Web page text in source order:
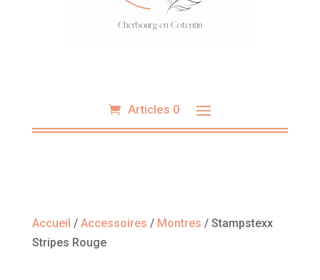
Articles 0
Accueil / Accessoires / Montres / Stampstexx
Stripes Rouge